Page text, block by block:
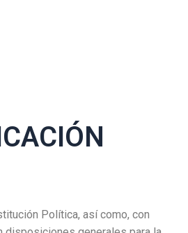
Política, así como, con